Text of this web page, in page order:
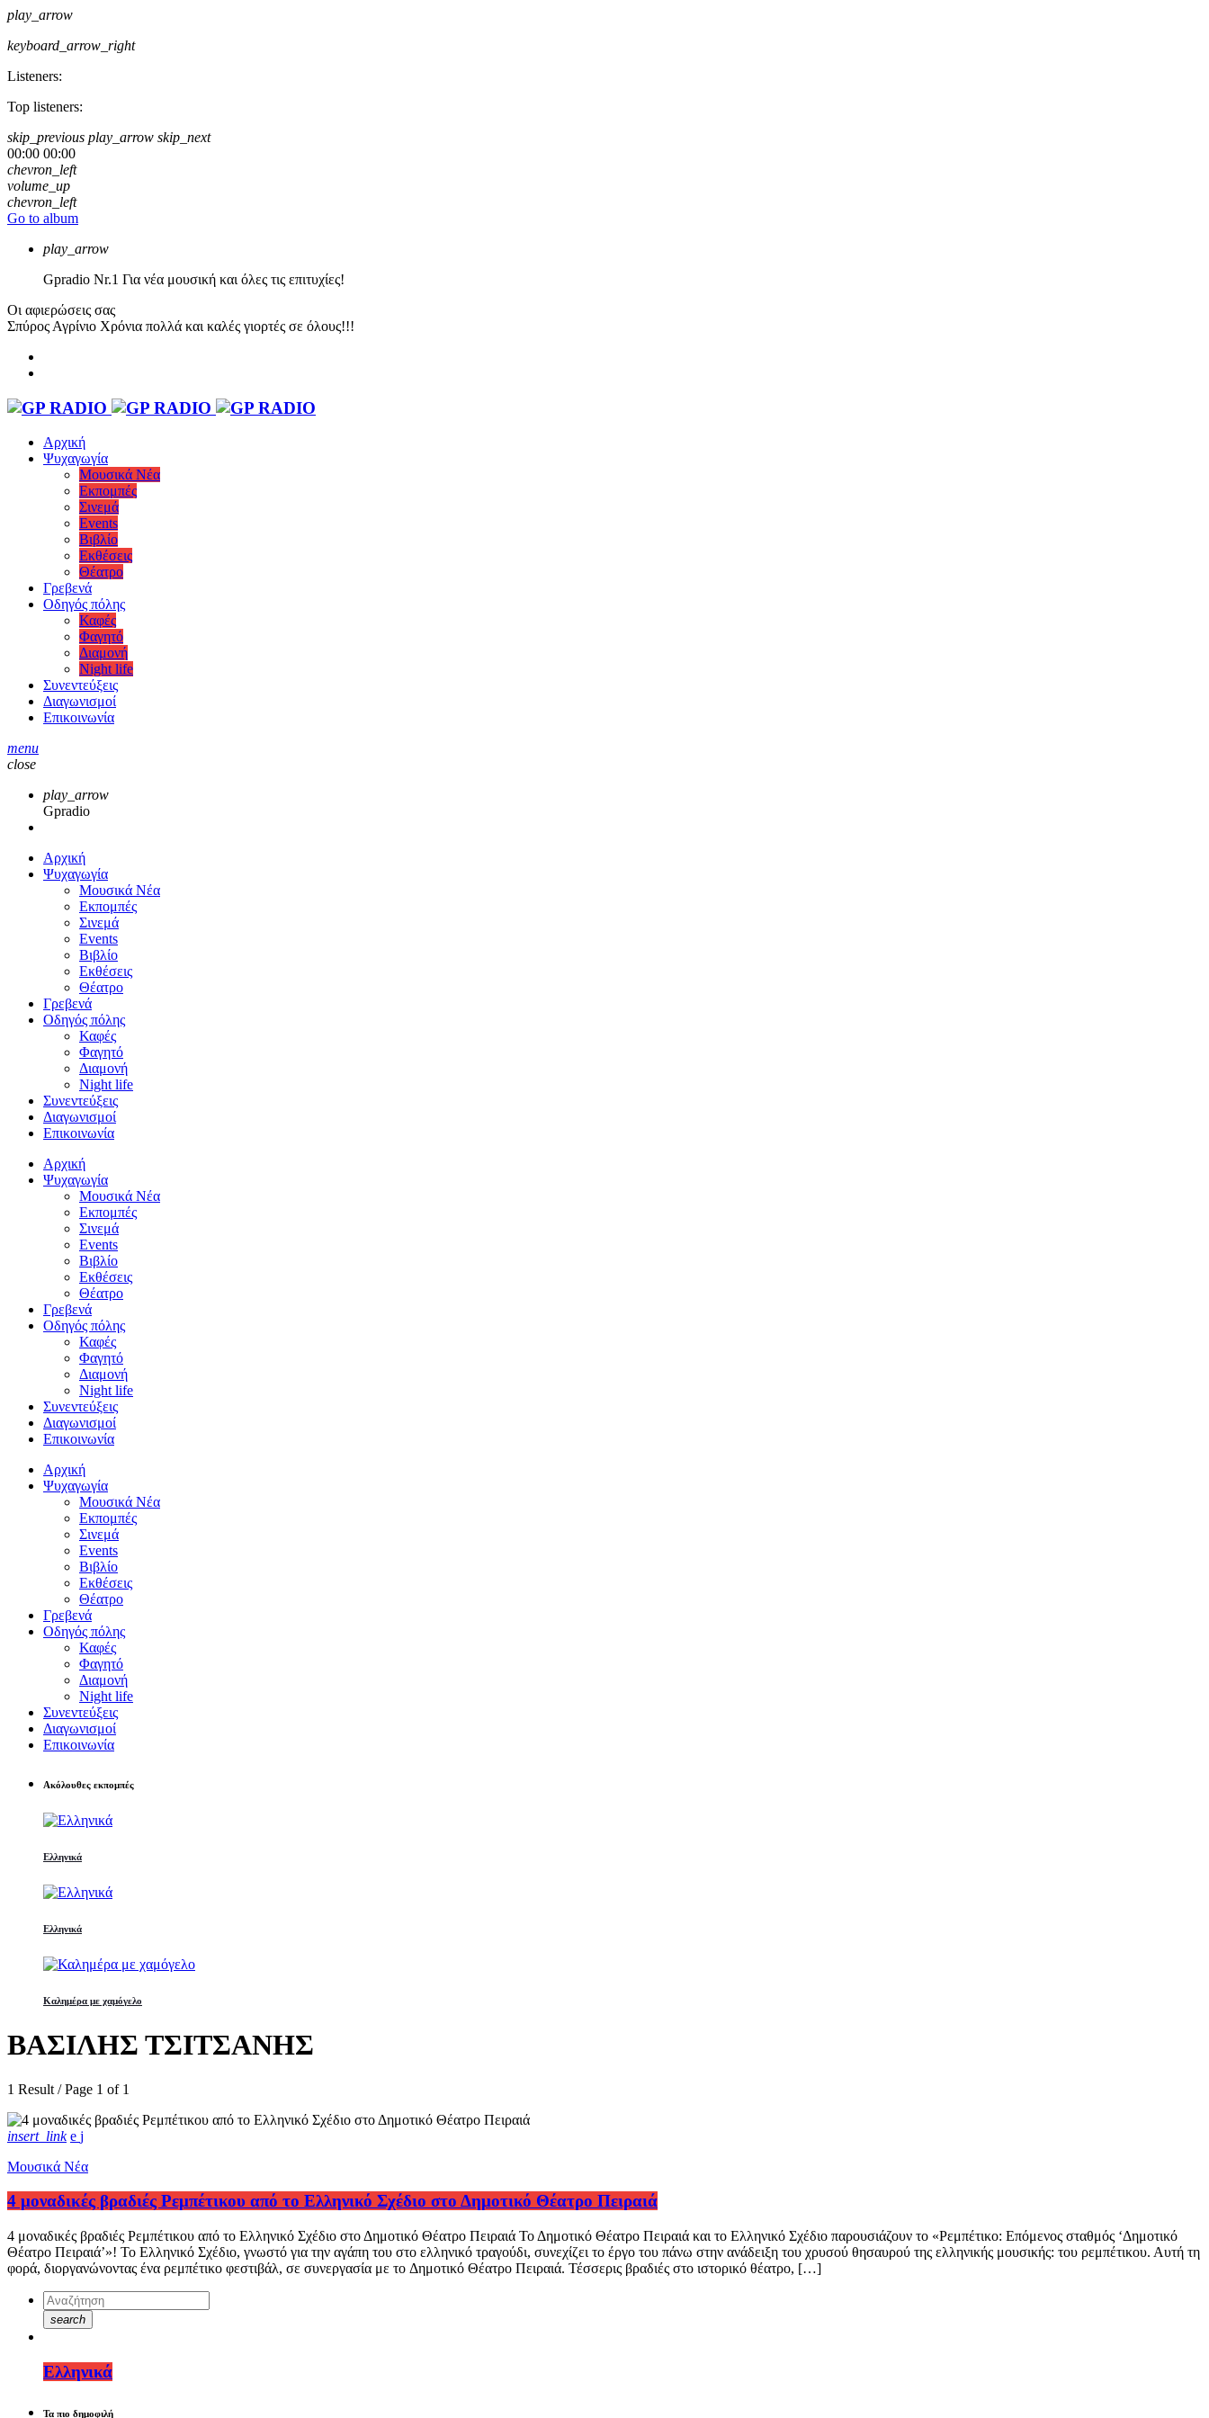
play_arrow
keyboard_arrow_right
Listeners:
Top listeners:
skip_previous play_arrow skip_next
00:00 00:00
chevron_left
volume_up
chevron_left
Go to album
play_arrow
Gpradio Nr.1 Για νέα μουσική και όλες τις επιτυχίες!
Οι αφιερώσεις σας
Σπύρος Αγρίνιο Χρόνια πολλά και καλές γιορτές σε όλους!!!
Αρχική
Ψυχαγωγία
Μουσικά Νέα
Εκπομπές
Σινεμά
Events
Βιβλίο
Εκθέσεις
Θέατρο
Γρεβενά
Οδηγός πόλης
Καφές
Φαγητό
Διαμονή
Night life
Συνεντεύξεις
Διαγωνισμοί
Επικοινωνία
menu
close
play_arrow
Gpradio
Αρχική
Ψυχαγωγία
Μουσικά Νέα
Εκπομπές
Σινεμά
Events
Βιβλίο
Εκθέσεις
Θέατρο
Γρεβενά
Οδηγός πόλης
Καφές
Φαγητό
Διαμονή
Night life
Συνεντεύξεις
Διαγωνισμοί
Επικοινωνία
Αρχική
Ψυχαγωγία
Μουσικά Νέα
Εκπομπές
Σινεμά
Events
Βιβλίο
Εκθέσεις
Θέατρο
Γρεβενά
Οδηγός πόλης
Καφές
Φαγητό
Διαμονή
Night life
Συνεντεύξεις
Διαγωνισμοί
Επικοινωνία
Αρχική
Ψυχαγωγία
Μουσικά Νέα
Εκπομπές
Σινεμά
Events
Βιβλίο
Εκθέσεις
Θέατρο
Γρεβενά
Οδηγός πόλης
Καφές
Φαγητό
Διαμονή
Night life
Συνεντεύξεις
Διαγωνισμοί
Επικοινωνία
Ακόλουθες εκπομπές
Ελληνικά
Ελληνικά
Καλημέρα με χαμόγελο
ΒΑΣΙΛΗΣ ΤΣΙΤΣΑΝΗΣ
1 Result / Page 1 of 1
insert_link
Μουσικά Νέα
4 μοναδικές βραδιές Ρεμπέτικου από το Ελληνικό Σχέδιο στο Δημοτικό Θέατρο Πειραιά
4 μοναδικές βραδιές Ρεμπέτικου από το Ελληνικό Σχέδιο στο Δημοτικό Θέατρο Πειραιά Το Δημοτικό Θέατρο Πειραιά και το Ελληνικό Σχέδιο παρουσιάζουν το «Ρεμπέτικο: Επόμενος σταθμός ‘Δημοτικό
Θέατρο Πειραιά’»! Το Ελληνικό Σχέδιο, γνωστό για την αγάπη του στο ελληνικό τραγούδι, συνεχίζει το έργο του πάνω στην ανάδειξη του χρυσού θησαυρού της ελληνικής μουσικής: του ρεμπέτικου. Αυτή τη
φορά, διοργανώνοντας ένα ρεμπέτικο φεστιβάλ, σε συνεργασία με το Δημοτικό Θέατρο Πειραιά. Τέσσερις βραδιές στο ιστορικό θέατρο, […]
search
Ελληνικά
Τα πιο δημοφιλή